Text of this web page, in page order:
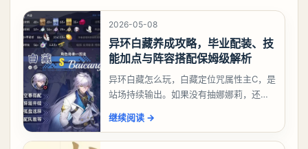
2026-05-08
异环白藏养成攻略，毕业配装、技
能加点与阵容搭配保姆级解析
异环白藏怎么玩，白藏定位咒属性主C，是
站场持续输出。如果没有抽娜娜莉，还没
有娜娜莉缺另外一个二队C想打深渊也可以
考虑养个白藏
继续阅读 →